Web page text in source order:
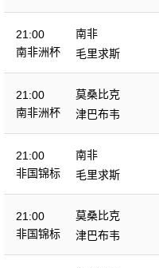
21:00
南非洲杯
南非
毛里求斯
21:00
南非洲杯
莫桑比克
津巴布韦
21:00
非国锦标
南非
毛里求斯
21:00
非国锦标
莫桑比克
津巴布韦